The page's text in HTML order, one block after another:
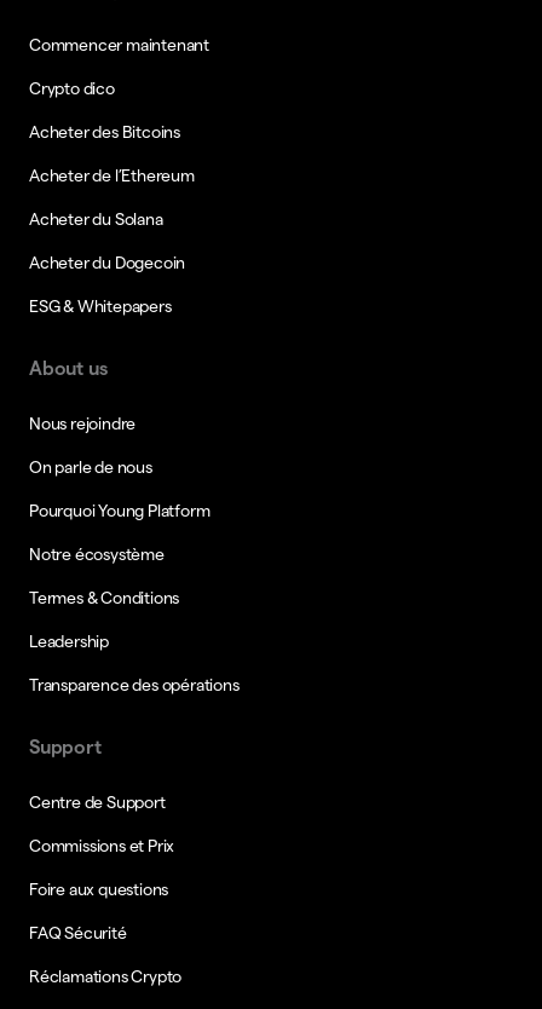
Commencer maintenant
Crypto dico
Acheter des Bitcoins
Acheter de l’Ethereum
Acheter du Solana
Acheter du Dogecoin
ESG & Whitepapers
About us
Nous rejoindre
On parle de nous
Pourquoi Young Platform
Notre écosystème
Termes & Conditions
Leadership
Transparence des opérations
Support
Centre de Support
Commissions et Prix
Foire aux questions
FAQ Sécurité
Réclamations Crypto